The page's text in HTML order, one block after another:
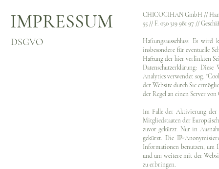
IMPRESSUM
DSGVO
CHICOCIHAN GmbH //
55 // F. 030 319 981 97 //
Haftungsausschluss: Es
insbesondere für eventuelle
Haftung der hier verlinkten
Datenschutzerklärung:
Analytics verwendet sog.
der Website durch Sie
der Regel an einen Server
Im Falle der Aktivierung der
Mitgliedstaaten der
zuvor gekürzt. Nur in
gekürzt. Die IP-
Informationen benutzen, um
und um weitere mit der
zu erbringen.